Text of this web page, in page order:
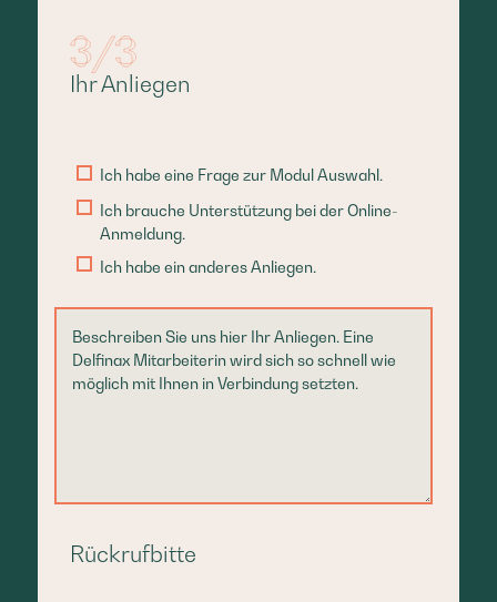
Ihr Anliegen
Ich habe eine Frage zur Modul Auswahl.
Ich brauche Unterstützung bei der Online-
Anmeldung.
Ich habe ein anderes Anliegen.
Rückrufbitte